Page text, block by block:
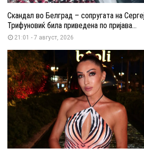
Скандал во Белград – сопругата на
Трифуновиќ била приведена по пријава...
21:01 - 7 август, 2026